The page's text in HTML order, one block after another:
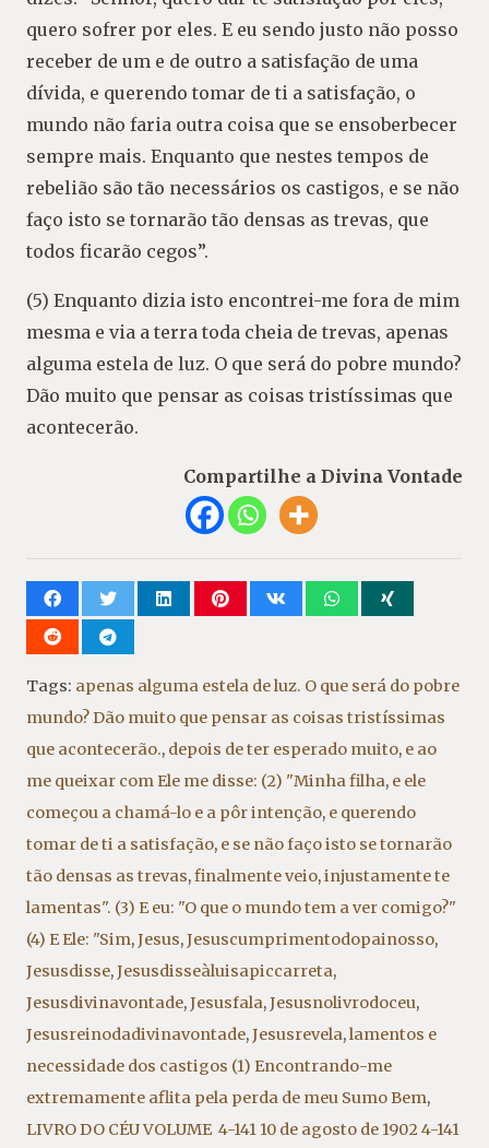
quero sofrer por eles. E eu sendo justo não posso
receber de um e de outro a satisfação de uma
dívida, e querendo tomar de ti a satisfação, o
mundo não faria outra coisa que se ensoberbecer
sempre mais. Enquanto que nestes tempos de
rebelião são tão necessários os castigos, e se não
faço isto se tornarão tão densas as trevas, que
todos ficarão cegos”.
(5) Enquanto dizia isto encontrei-me fora de mim
mesma e via a terra toda cheia de trevas, apenas
alguma estela de luz. O que será do pobre mundo?
Dão muito que pensar as coisas tristíssimas que
acontecerão.
Compartilhe a Divina Vontade
Tags: apenas alguma estela de luz. O que será do pobre
mundo? Dão muito que pensar as coisas tristíssimas
que acontecerão., depois de ter esperado muito, e ao
me queixar com Ele me disse: (2) "Minha filha, e ele
começou a chamá-lo e a pôr intenção, e querendo
tomar de ti a satisfação, e se não faço isto se tornarão
tão densas as trevas,finalmente veio,injustamente te
lamentas". (3) E eu: "O que o mundo tem a ver comigo?"
(4) E Ele: "Sim,Jesus,Jesuscumprimentodopainosso,
Jesusdisse,Jesusdisseàluisapiccarreta,
Jesusdivinavontade,Jesusfala,Jesusnolivrodoceu,
Jesusreinodadivinavontade,Jesusrevela,lamentos e
necessidade dos castigos (1) Encontrando-me
extremamente aflita pela perda de meu Sumo Bem,
LIVRO DO CÉU VOLUME 4-141 10 de agosto de 1902 4-141